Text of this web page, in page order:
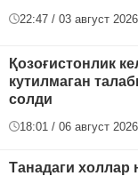
22:47 / 03 август 2026
Қозоғистонлик
кутилмаган
солди
18:01 / 06 август 2026
Танадаги холлар